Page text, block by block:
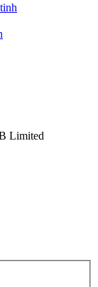
Limited